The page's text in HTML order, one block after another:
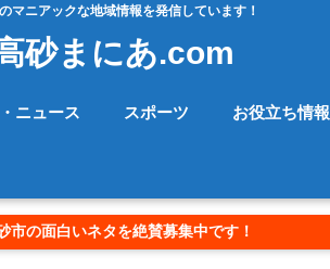
マニアックな地域情報を発信しています！
砂まにあ.com
ニュース スポーツ お役立ち情報
市の面白いネタを絶賛募集中です！